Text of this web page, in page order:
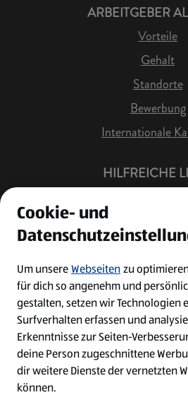
ARBEITGEBER
Vorteile
Gehalt
Standorte
Bewerbung
Internationale
HILFREICHE
Job
Leichte
Kontakt
Cookie- und
Um unsereWebseitenzu
für dich so angenehm und
gestalten, setzen wir Technologien
Surfverhalten erfassen und
Erkenntnisse zur Seiten-
deine Person zugeschnittene
dir weitere Dienste der vernetzten
können.